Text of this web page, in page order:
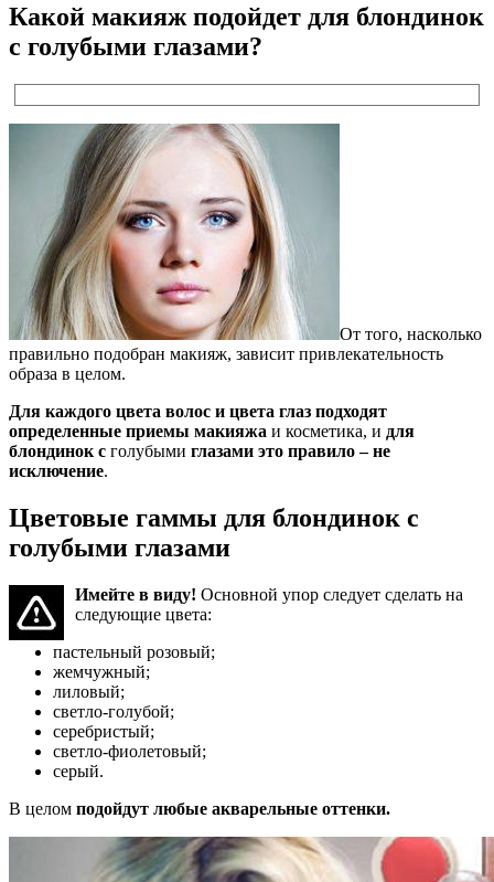
Какой макияж подойдет для блондинок
с голубыми глазами?
От того, насколько
правильно подобран макияж, зависит привлекательность
образа в целом.
Для каждого цвета волос и цвета глаз подходят
определенные приемы макияжа и косметика, и для
блондинок с голубыми глазами это правило – не
исключение.
Цветовые гаммы для блондинок с
голубыми глазами
Имейте в виду! Основной упор следует сделать на
следующие цвета:
пастельный розовый;
жемчужный;
лиловый;
светло-голубой;
серебристый;
светло-фиолетовый;
серый.
В целом подойдут любые акварельные оттенки.